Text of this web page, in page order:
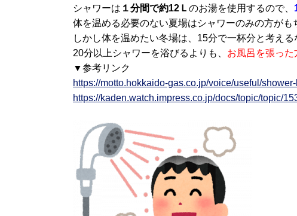
シャワーは １分間で約12Ｌ のお湯を使用するので、
体を温める必要のない夏場はシャワーのみの方がも
しかし体を温めたい冬場は、15分で一杯分と考え
20分以上シャワーを浴びるよりも、 お風呂を張っ
▼参考リンク
https://motto.hokkaido-gas.co.jp/voice/useful/
https://kaden.watch.impress.co.jp/docs/topic/topic/